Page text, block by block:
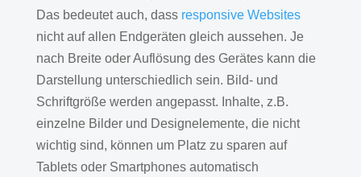
Das bedeutet auch, dass responsive Websites
nicht auf allen Endgeräten gleich aussehen. Je
nach Breite oder Auflösung des Gerätes kann die
Darstellung unterschiedlich sein. Bild- und
Schriftgröße werden angepasst. Inhalte, z.B.
einzelne Bilder und Designelemente, die nicht
wichtig sind, können um Platz zu sparen auf
Tablets oder Smartphones automatisch